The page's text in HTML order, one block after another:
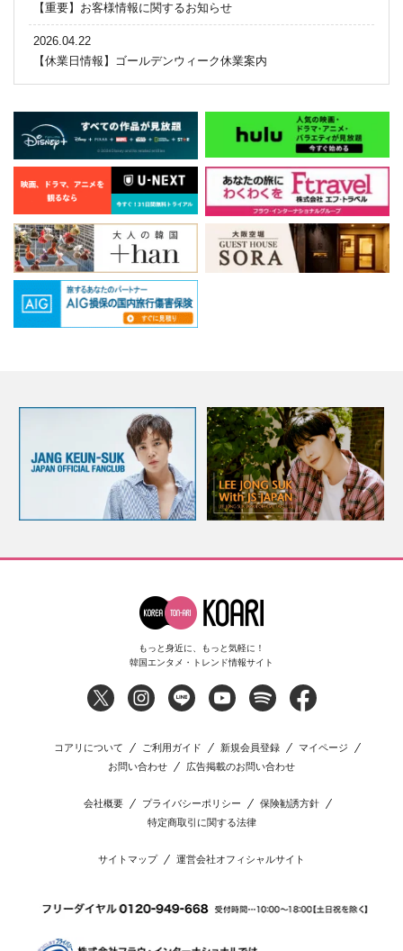
【重要】お客様情報に関するお知らせ
2026.04.22
【休業日情報】ゴールデンウィーク休業案内
もっと身近に、もっと気軽に！
韓国エンタメ・トレンド情報サイト
コアリについて ご利用ガイド 新規会員登録
マイページ
お問い合わせ
広告掲載のお問い合わせ
会社概要 プライバシーポリシー
保険勧誘方針
特定商取引に関する法律
サイトマップ 運営会社オフィシャルサイト